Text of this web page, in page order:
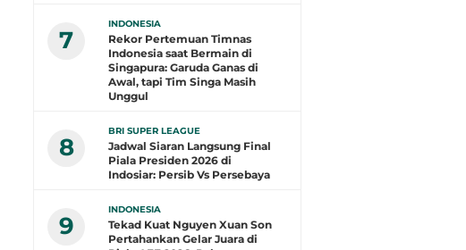
7
INDONESIA
Rekor Pertemuan Timnas
Indonesia saat Bermain di
Singapura: Garuda Ganas di
Awal, tapi Tim Singa Masih
Unggul
8
BRI SUPER LEAGUE
Jadwal Siaran Langsung Final
Piala Presiden 2026 di
Indosiar: Persib Vs Persebaya
9
INDONESIA
Tekad Kuat Nguyen Xuan Son
Pertahankan Gelar Juara di